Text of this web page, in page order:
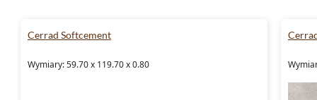
Wymiary i kolorystyka płytek
Kolekcja oferuje szeroki wybór formatów,
Cerrad Softcement
Wymiary: 59.70 x 119.70 x 0.80